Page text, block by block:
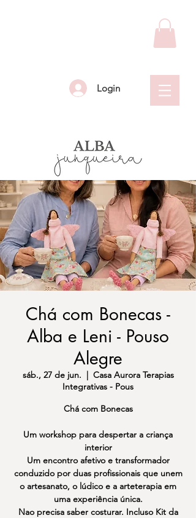
Login
Chá com Bonecas -
Alba e Leni - Pouso
Alegre
sáb., 27 de jun.
  |
Casa Aurora Terapias
Integrativas - Pous
Chá com Bonecas
Um workshop para despertar a criança
interior
Um encontro afetivo e transformador
conduzido por duas profissionais que unem
o artesanato, o lúdico e a arteterapia em
uma experiência única.
Nao precisa saber costurar. Incluso Kit da